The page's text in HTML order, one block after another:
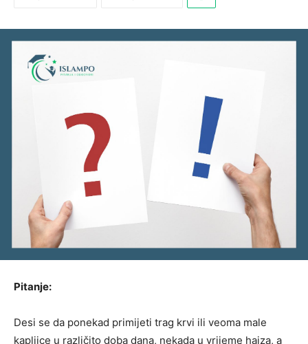
Pitanje:
Desi se da ponekad primijeti trag krvi ili veoma male
kapljice u različito doba dana, nekada u vrijeme hajza, a